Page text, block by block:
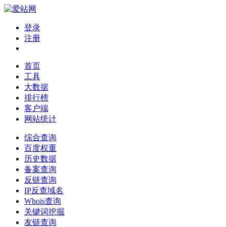
登录
注册
首页
工具
大数据
排行榜
客户端
网站统计
综合查询
百度权重
历史数据
备案查询
反链查询
IP反查域名
Whois查询
关键词挖掘
友链查询